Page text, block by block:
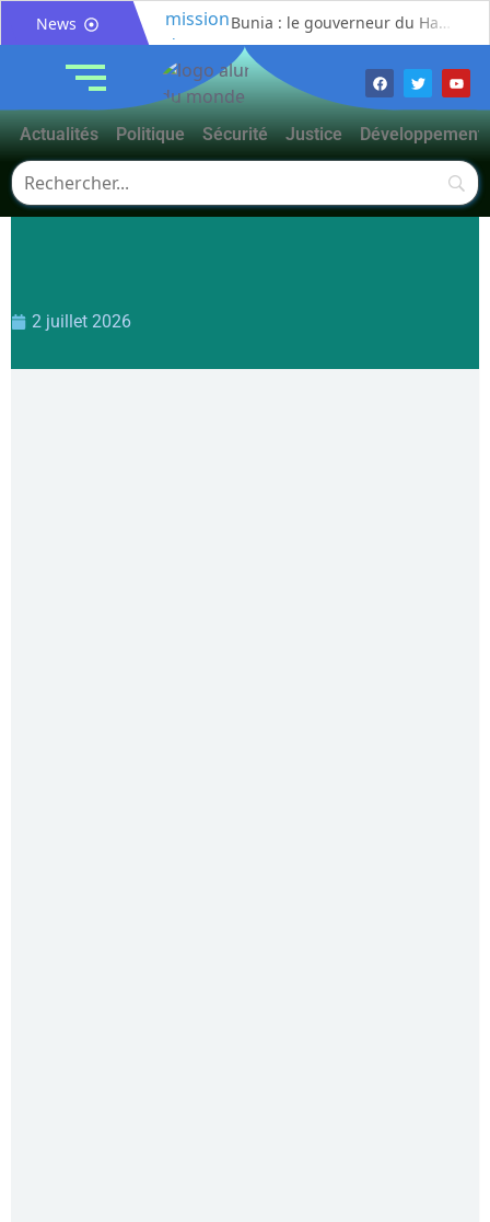
News
Bunia : le gouverneur du Haut-Uélé, Jean Bakomito Gambu, en mission de travail pour renforcer la coordination sécuritaire et sanitaire avec l’Ituri
Bunia : l’AIDAC-ASBL organise une prière d’action de grâce en l’honneur des finalistes musulmans admis à l’Examen d’État édition 2026
Ituri : un centre de traitement Ebola de plus de 100 lits ouvre ses portes pour renforcer la riposte
Ituri / Riposte contre Ebola : World Vision forme 50 leaders religieux à Bunia pour transformer la foi en actions contre Ebola
Djugu : l’ASADS et ALCAM sensibilisent près de 300 déplacés de Plaine Savo sur la protection des enfants et la cohésion sociale
Actualités Politique Sécurité Justice Développement
2 juillet 2026